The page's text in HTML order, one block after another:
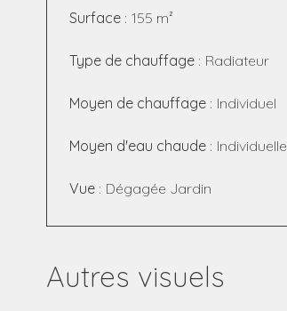
Surface 155 m²
Type de chauffage Radiateur
Moyen de chauffage Individuel
Moyen d'eau chaude Individuelle
Vue Dégagée Jardin
Autres visuels